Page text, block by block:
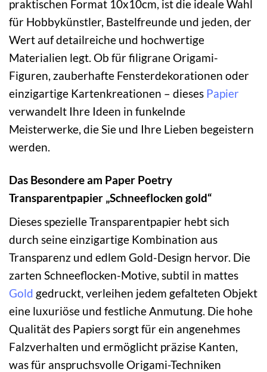
praktischen Format 10x10cm, ist die ideale Wahl
für Hobbykünstler, Bastelfreunde und jeden, der
Wert auf detailreiche und hochwertige
Materialien legt. Ob für filigrane Origami-
Figuren, zauberhafte Fensterdekorationen oder
einzigartige Kartenkreationen – dieses Papier
verwandelt Ihre Ideen in funkelnde
Meisterwerke, die Sie und Ihre Lieben begeistern
werden.
Das Besondere am Paper Poetry
Transparentpapier „Schneeflocken gold“
Dieses spezielle Transparentpapier hebt sich
durch seine einzigartige Kombination aus
Transparenz und edlem Gold-Design hervor. Die
zarten Schneeflocken-Motive, subtil in mattes
Gold gedruckt, verleihen jedem gefalteten Objekt
eine luxuriöse und festliche Anmutung. Die hohe
Qualität des Papiers sorgt für ein angenehmes
Falzverhalten und ermöglicht präzise Kanten,
was für anspruchsvolle Origami-Techniken